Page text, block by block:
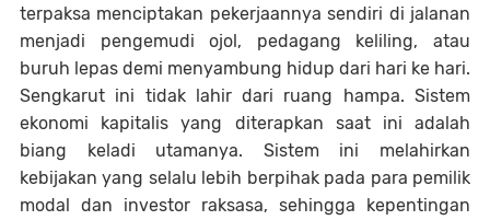
terpaksa menciptakan pekerjaannya sendiri di jalanan
menjadi pengemudi ojol, pedagang keliling, atau
buruh lepas demi menyambung hidup dari hari ke hari.
Sengkarut ini tidak lahir dari ruang hampa. Sistem
ekonomi kapitalis yang diterapkan saat ini adalah
biang keladi utamanya. Sistem ini melahirkan
kebijakan yang selalu lebih berpihak pada para pemilik
modal dan investor raksasa, sehingga kepentingan